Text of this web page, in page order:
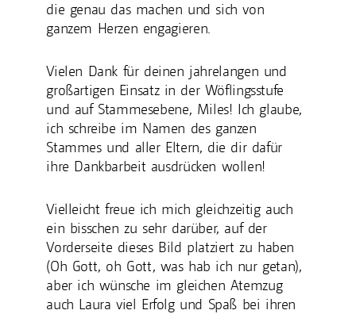
die genau das machen und sich von
ganzem Herzen engagieren.
Vielen Dank für deinen jahrelangen und
großartigen Einsatz in der Wöflingsstufe
und auf Stammesebene, Miles! Ich glaube,
ich schreibe im Namen des ganzen
Stammes und aller Eltern, die dir dafür
ihre Dankbarbeit ausdrücken wollen!
Vielleicht freue ich mich gleichzeitig auch
ein bisschen zu sehr darüber, auf der
Vorderseite dieses Bild platziert zu haben
(Oh Gott, oh Gott, was hab ich nur getan),
aber ich wünsche im gleichen Atemzug
auch Laura viel Erfolg und Spaß bei ihren